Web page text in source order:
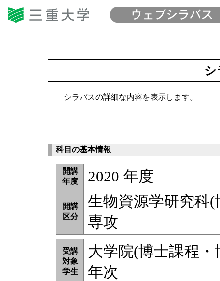
シ
シラバスの詳細な内容を表示します。
科目の基本情報
開講
年度
2020 年度
開講
区分
生物資源学研究科
専攻
受講
対象
学生
大学院(博士課程
年次